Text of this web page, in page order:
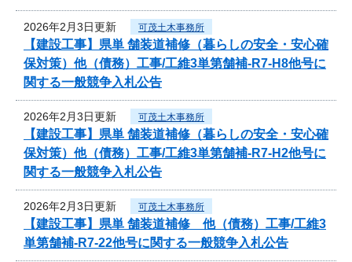
2026年2月3日更新 可茂土木事務所
【建設工事】県単 舗装道補修（暮らしの安全・安心確
保対策）他（債務）工事/工維3単第舗補-R7-H8他号に
関する一般競争入札公告
2026年2月3日更新 可茂土木事務所
【建設工事】県単 舗装道補修（暮らしの安全・安心確
保対策）他（債務）工事/工維3単第舗補-R7-H2他号に
関する一般競争入札公告
2026年2月3日更新 可茂土木事務所
【建設工事】県単 舗装道補修 他（債務）工事/工維3
単第舗補-R7-22他号に関する一般競争入札公告